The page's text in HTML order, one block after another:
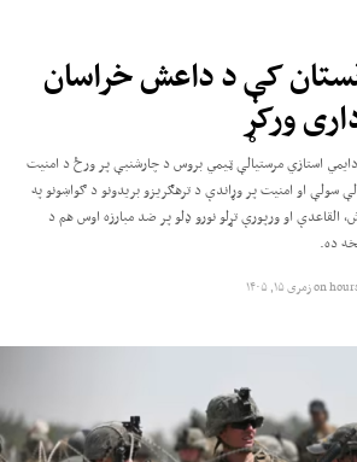
کې د داعش خراسان
ورکړ
استازي مرستیالې ټیمي بروس د چارشنبې پر ورځ د امنیت
سولې او امنیت پر وړاندې د ترهګریزو بریدونو د ګواښونو په
القاعدې او ورپورې تړلو نورو ډلو پر ضد مبارزه اوس هم د
ده.
onزمری ۱۵, ۱۴۰۵